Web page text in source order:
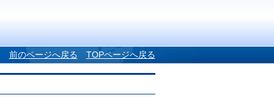
前のページへ戻る TOPページへ戻る